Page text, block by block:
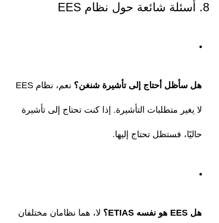
8. أسئلة شائعة حول نظام EES
هل سأظل أحتاج إلى تأشيرة شنغن؟ نعم، نظام EES
لا يغير متطلبات التأشيرة. إذا كنت تحتاج إلى تأشيرة
حاليًا، فستظل تحتاج إليها.
هل EES هو نفسه ETIAS؟ لا، هما نظامان مختلفان